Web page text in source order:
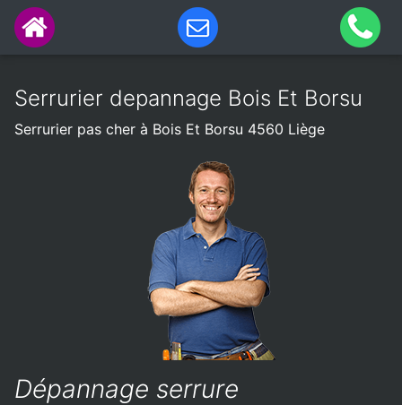
Serrurier depannage Bois Et Borsu
Serrurier pas cher à Bois Et Borsu 4560 Liège
Dépannage serrure